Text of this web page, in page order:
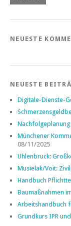
NEUESTE
NEUESTE
Digitale-Dienste-
Münchener
08/11/2025
Uhlenbruck:
Musielak/Voit:
Handbuch
Baumaßnahmen
Arbeitshandbuch
Grundkurs IPR